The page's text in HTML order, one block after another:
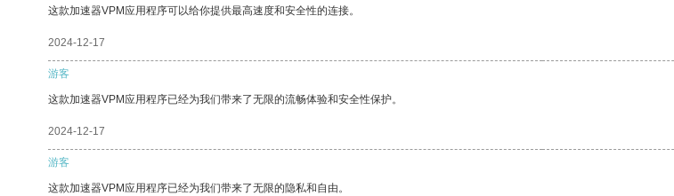
这款加速器VPM应用程序可以给你提供最高速度和安全性的连接。
2024-12-17
游客
这款加速器VPM应用程序已经为我们带来了无限的流畅体验和安全性保护。
2024-12-17
游客
这款加速器VPM应用程序已经为我们带来了无限的隐私和自由。